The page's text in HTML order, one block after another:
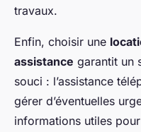
travaux.
Enfin, choisir une
assistance garantit un
souci : l’assistance
gérer d’éventuelles
informations utiles